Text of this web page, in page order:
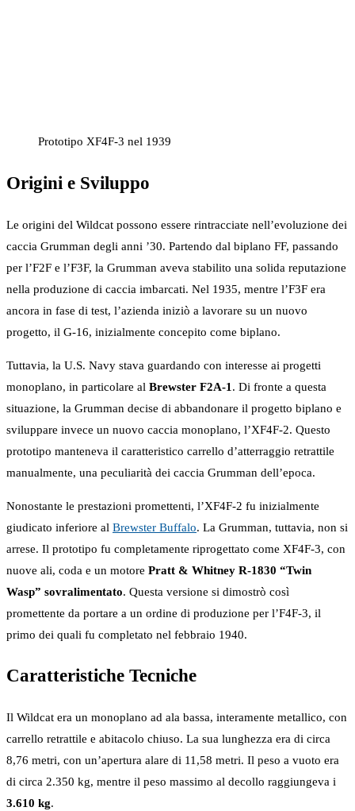
Prototipo XF4F-3 nel 1939
Origini e Sviluppo
Le origini del Wildcat possono essere rintracciate nell’evoluzione dei
caccia Grumman degli anni ’30. Partendo dal biplano FF, passando
per l’F2F e l’F3F, la Grumman aveva stabilito una solida reputazione
nella produzione di caccia imbarcati. Nel 1935, mentre l’F3F era
ancora in fase di test, l’azienda iniziò a lavorare su un nuovo
progetto, il G-16, inizialmente concepito come biplano.
Tuttavia, la U.S. Navy stava guardando con interesse ai progetti
monoplano, in particolare al Brewster F2A-1 . Di fronte a questa
situazione, la Grumman decise di abbandonare il progetto biplano e
sviluppare invece un nuovo caccia monoplano, l’XF4F-2. Questo
prototipo manteneva il caratteristico carrello d’atterraggio retrattile
manualmente, una peculiarità dei caccia Grumman dell’epoca.
Nonostante le prestazioni promettenti, l’XF4F-2 fu inizialmente
giudicato inferiore al Brewster Buffalo. La Grumman, tuttavia, non si
arrese. Il prototipo fu completamente riprogettato come XF4F-3, con
nuove ali, coda e un motore Pratt & Whitney R-1830 “Twin
Wasp” sovralimentato. Questa versione si dimostrò così
promettente da portare a un ordine di produzione per l’F4F-3, il
primo dei quali fu completato nel febbraio 1940.
Caratteristiche Tecniche
Il Wildcat era un monoplano ad ala bassa, interamente metallico, con
carrello retrattile e abitacolo chiuso. La sua lunghezza era di circa
8,76 metri, con un’apertura alare di 11,58 metri. Il peso a vuoto era
di circa 2.350 kg, mentre il peso massimo al decollo raggiungeva i
3.610 kg.